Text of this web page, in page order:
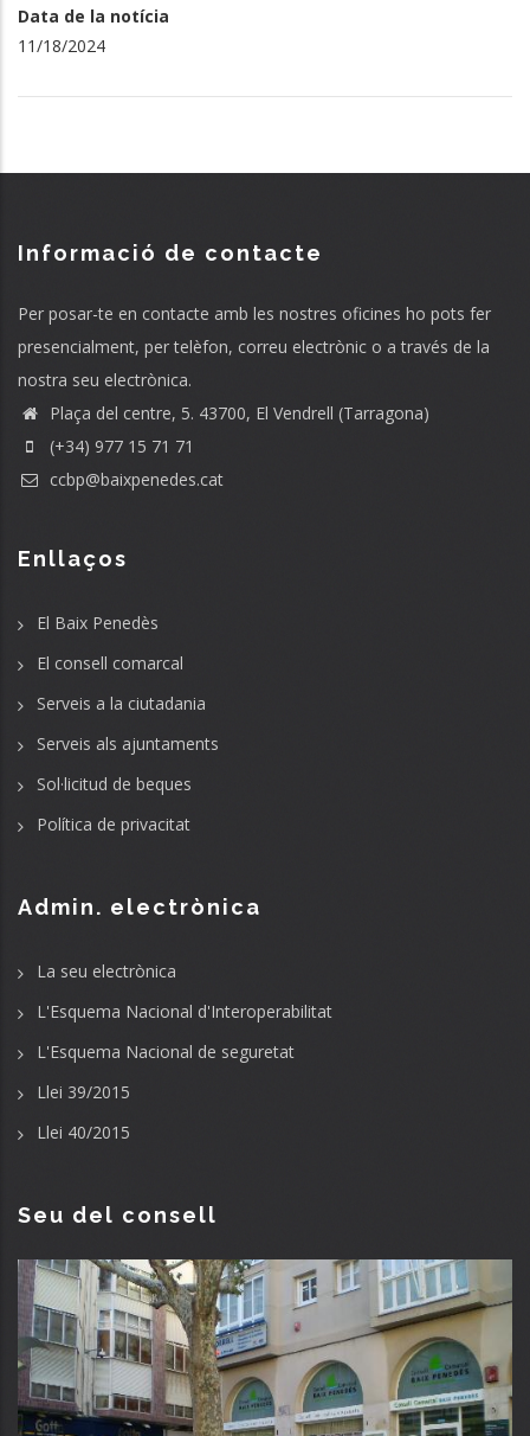
Data de la notícia
11/18/2024
Informació de contacte
Per posar-te en contacte amb les nostres oficines ho pots fer
presencialment, per telèfon, correu electrònic o a través de la
nostra seu electrònica.
Plaça del centre, 5. 43700, El Vendrell (Tarragona)
(+34) 977 15 71 71
ccbp@baixpenedes.cat
Enllaços
El Baix Penedès
El consell comarcal
Serveis a la ciutadania
Serveis als ajuntaments
Sol·licitud de beques
Política de privacitat
Admin. electrònica
La seu electrònica
L'Esquema Nacional d'Interoperabilitat
L'Esquema Nacional de seguretat
Llei 39/2015
Llei 40/2015
Seu del consell